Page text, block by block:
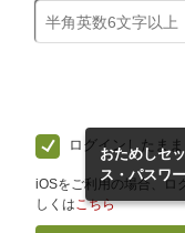
ログインしたま
iOSをご利用の場合、ロ
しくはこちら
おためしセ
ス・パスワ